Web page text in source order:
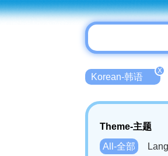
Korean-韩语
X
Theme-主题
All-全部